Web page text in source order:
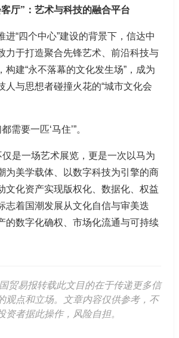
厅”：艺术与科技的融合平台
进“四个中心”建设的背景下，信达中
力于打造聚合先锋艺术、前沿科技与
构建“永不落幕的文化发生场”，成为
人与思想者碰撞火花的“城市文化会
需要一匹‘马住’”。
仅是一场艺术展览，更是一次以马为
为美学载体、以数字科技为引擎的商
文化资产实现版权化、数据化、权益
志着国潮发展从文化自信与审美迭
的数字化确权、市场化流通与可持续
贸易报转载此文目的在于传递更多信
观点和立场。文章内容仅供参考，不
资者据此操作，风险自担。